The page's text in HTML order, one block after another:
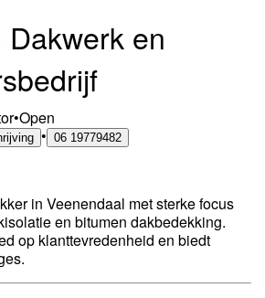
Dakwerk en
•Open
• 06 19779482
in Veenendaal met sterke focus
en bitumen dakbedekking.
op klanttevredenheid en biedt